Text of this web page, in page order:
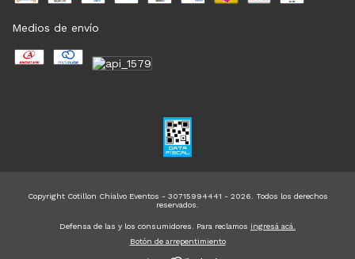
Medios de envío
Copyright Cotillon Chialvo Eventos - 30715994441 - 2026. Todos los derechos
reservados.
Defensa de las y los consumidores. Para reclamos ingresá acá.
Botón de arrepentimiento